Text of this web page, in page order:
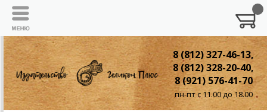
8 (812) 327-46-13,
8 (812) 328-20-40,
8 (921) 576-41-70
пн-пт с 11.00 до 18.00